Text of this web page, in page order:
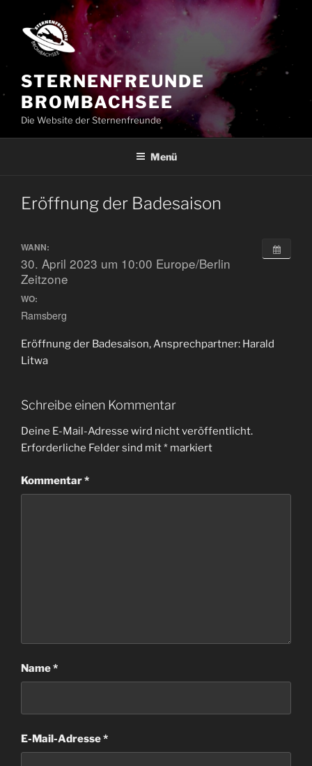
Inhalt
springen
STERNENFREUNDE
BROMBACHSEE
Die Website der Sternenfreunde
Menü
Eröffnung der Badesaison
WANN:
30. April 2023 um 10:00 Europe/Berlin
Zeitzone
WO:
Ramsberg
Eröffnung der Badesaison, Ansprechpartner: Harald
Litwa
Schreibe einen Kommentar
Deine E-Mail-Adresse wird nicht veröffentlicht.
Erforderliche Felder sind mit* markiert
Kommentar*
Name*
E-Mail-Adresse*